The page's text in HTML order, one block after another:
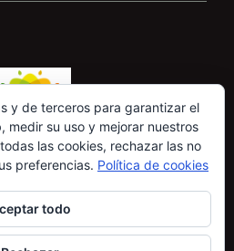
y de terceros para garantizar el
medir su uso y mejorar nuestros
las cookies, rechazar las no
preferencias. Política de cookies
todo